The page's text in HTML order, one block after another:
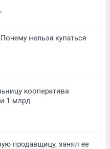
нельзя купаться
кооператива
1 млрд
продавщицу, занял ее